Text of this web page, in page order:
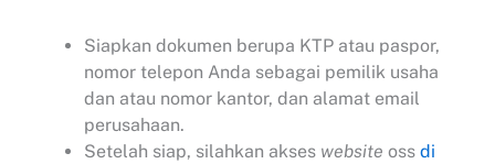
Siapkan dokumen berupa KTP atau paspor,
nomor telepon Anda sebagai pemilik usaha
dan atau nomor kantor, dan alamat email
perusahaan.
Setelah siap, silahkan akses website oss di